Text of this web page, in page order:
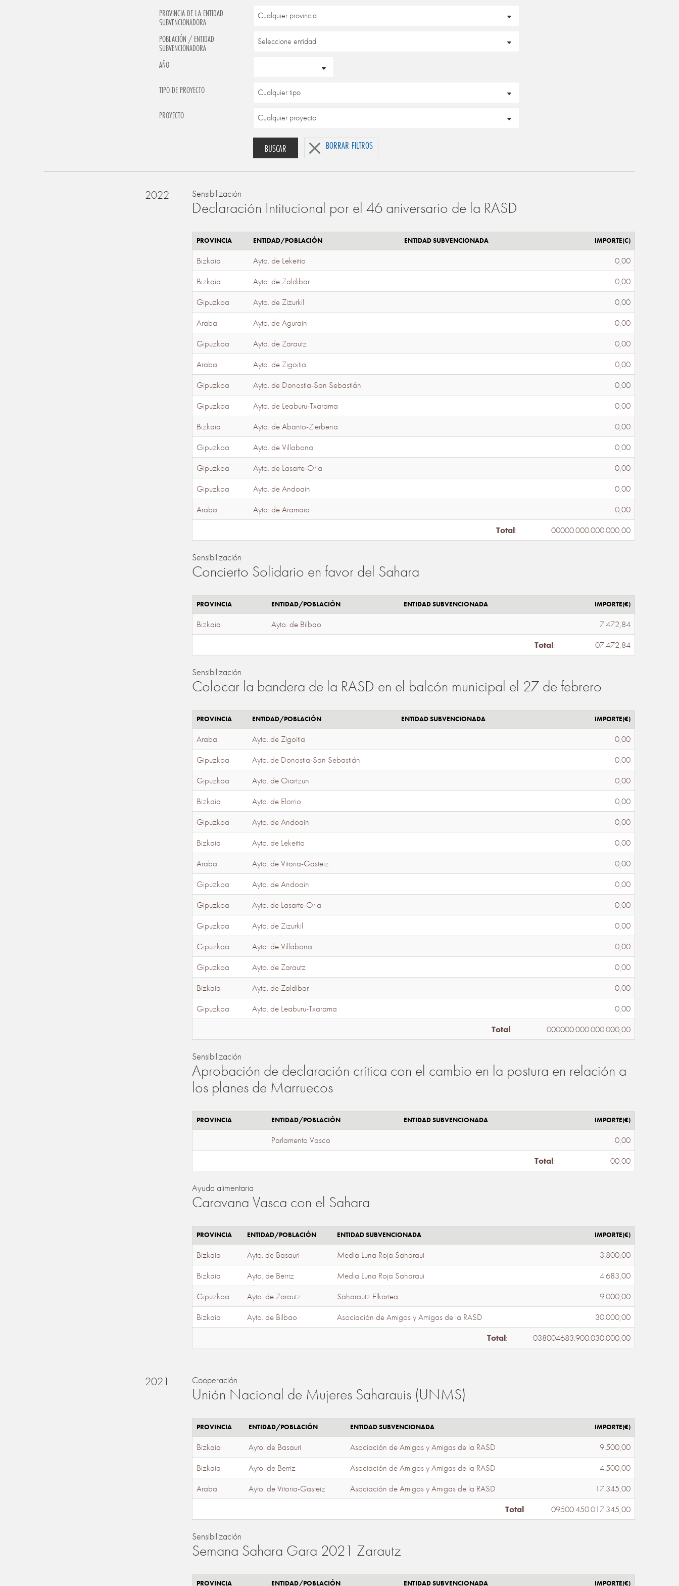
PROVINCIA DE LA ENTIDAD
SUBVENCIONADORA
POBLACIÓN / ENTIDAD
SUBVENCIONADORA
AÑO
TIPO DE PROYECTO
PROYECTO
BUSCAR BORRAR FILTROS
2022 Sensibilización
Declaración Intitucional por el 46 aniversario de la RASD
PROVINCIA ENTIDAD/POBLACIÓN ENTIDAD SUBVENCIONADA IMPORTE(€)
Bizkaia Ayto. de Lekeitio
0,00
Bizkaia
Ayto. de Zaldibar
0,00
Gipuzkoa
Ayto. de Zizurkil
0,00
Araba
Ayto. de Agurain
0,00
Gipuzkoa
Ayto. de Zarautz
0,00
Araba
Ayto. de Zigoitia
0,00
Gipuzkoa
Ayto. de Donostia-San Sebastián
0,00
Gipuzkoa
Ayto. de Leaburu-Txarama
0,00
Bizkaia
Ayto. de Abanto-Zierbena
0,00
Gipuzkoa
Ayto. de Villabona
0,00
Gipuzkoa
Ayto. de Lasarte-Oria
0,00
Gipuzkoa
Ayto. de Andoain
0,00
Araba
Ayto. de Aramaio
0,00
Total: 00000.000.000.000,00
Sensibilización
Concierto Solidario en favor del Sahara
PROVINCIA ENTIDAD/POBLACIÓN ENTIDAD SUBVENCIONADA IMPORTE(€)
Bizkaia Ayto. de Bilbao
7.472,84
Total: 07.472,84
Sensibilización
Colocar la bandera de la RASD en el balcón municipal el 27 de febrero
PROVINCIA ENTIDAD/POBLACIÓN ENTIDAD SUBVENCIONADA IMPORTE(€)
Araba Ayto. de Zigoitia
0,00
Gipuzkoa
Ayto. de Donostia-San Sebastián
0,00
Gipuzkoa
Ayto. de Oiartzun
0,00
Bizkaia
Ayto. de Elorrio
0,00
Gipuzkoa
Ayto. de Andoain
0,00
Bizkaia
Ayto. de Lekeitio
0,00
Araba
Ayto. de Vitoria-Gasteiz
0,00
Gipuzkoa
Ayto. de Andoain
0,00
Gipuzkoa
Ayto. de Lasarte-Oria
0,00
Gipuzkoa
Ayto. de Zizurkil
0,00
Gipuzkoa
Ayto. de Villabona
0,00
Gipuzkoa
Ayto. de Zarautz
0,00
Bizkaia
Ayto. de Zaldibar
0,00
Gipuzkoa
Ayto. de Leaburu-Txarama
0,00
Total: 000000.000.000.000,00
Sensibilización
Aprobación de declaración crítica con el cambio en la postura en relación a
los planes de Marruecos
PROVINCIA ENTIDAD/POBLACIÓN ENTIDAD SUBVENCIONADA IMPORTE(€)
Parlamento Vasco
0,00
Total: 00,00
Ayuda alimentaria
Caravana Vasca con el Sahara
PROVINCIA ENTIDAD/POBLACIÓN ENTIDAD SUBVENCIONADA IMPORTE(€)
Bizkaia Ayto. de Basauri Media Luna Roja Saharaui
3.800,00
Bizkaia
Ayto. de Berriz Media Luna Roja Saharaui
4.683,00
Gipuzkoa
Ayto. de Zarautz Saharautz Elkartea
9.000,00
Bizkaia
Ayto. de Bilbao Asociación de Amigos y Amigas de la RASD
30.000,00
Total: 038004683.900.030.000,00
2021 Cooperación
Unión Nacional de Mujeres Saharauis (UNMS)
PROVINCIA ENTIDAD/POBLACIÓN ENTIDAD SUBVENCIONADA IMPORTE(€)
Bizkaia Ayto. de Basauri Asociación de Amigos y Amigas de la RASD
9.500,00
Bizkaia
Ayto. de Berriz Asociación de Amigos y Amigas de la RASD
4.500,00
Araba
Ayto. de Vitoria-Gasteiz Asociación de Amigos y Amigas de la RASD
17.345,00
Total: 09500.450.017.345,00
Sensibilización
Semana Sahara Gara 2021 Zarautz
PROVINCIA ENTIDAD/POBLACIÓN ENTIDAD SUBVENCIONADA IMPORTE(€)